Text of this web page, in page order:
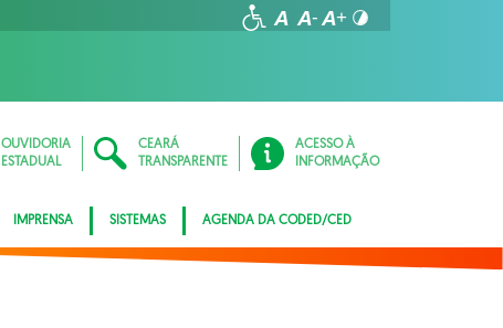
OUVIDORIA
ESTADUAL
CEARÁ
TRANSPARENTE
ACESSO À
INFORMAÇÃO
IMPRENSA SISTEMAS AGENDA DA CODED/CED